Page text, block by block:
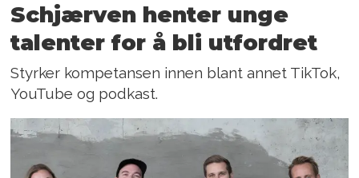
Schjærven henter unge
talenter for å bli utfordret
Styrker kompetansen innen blant annet TikTok,
YouTube og podkast.